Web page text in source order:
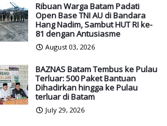
Ribuan Warga Batam Padati
Open Base TNI AU di Bandara
Hang Nadim, Sambut HUT RI ke-
81 dengan Antusiasme
August 03, 2026
BAZNAS Batam Tembus ke Pulau
Terluar: 500 Paket Bantuan
Dihadirkan hingga ke Pulau
terluar di Batam
July 29, 2026